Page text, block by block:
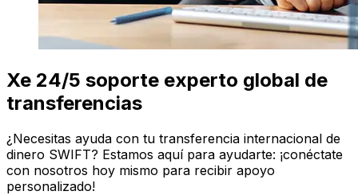
Xe 24/5 soporte experto global de
transferencias
¿Necesitas ayuda con tu transferencia internacional de
dinero SWIFT? Estamos aquí para ayudarte: ¡conéctate
con nosotros hoy mismo para recibir apoyo
personalizado!